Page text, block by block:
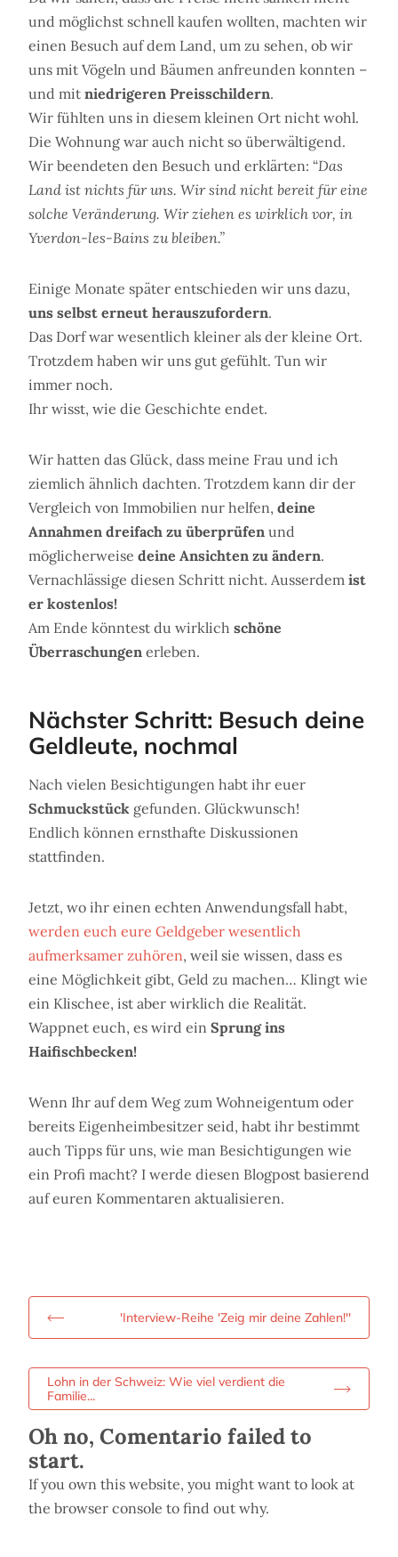
und möglichst schnell kaufen wollten, machten wir
einen Besuch auf dem Land, um zu sehen, ob wir
uns mit Vögeln und Bäumen anfreunden konnten –
und mit niedrigeren Preisschildern.
Wir fühlten uns in diesem kleinen Ort nicht wohl.
Die Wohnung war auch nicht so überwältigend.
Wir beendeten den Besuch und erklärten: “Das
Land ist nichts für uns. Wir sind nicht bereit für eine
solche Veränderung. Wir ziehen es wirklich vor, in
Yverdon-les-Bains zu bleiben.”
Einige Monate später entschieden wir uns dazu,
uns selbst erneut herauszufordern.
Das Dorf war wesentlich kleiner als der kleine Ort.
Trotzdem haben wir uns gut gefühlt. Tun wir
immer noch.
Ihr wisst, wie die Geschichte endet.
Wir hatten das Glück, dass meine Frau und ich
ziemlich ähnlich dachten. Trotzdem kann dir der
Vergleich von Immobilien nur helfen, deine
Annahmen dreifach zu überprüfen und
möglicherweise deine Ansichten zu ändern.
Vernachlässige diesen Schritt nicht. Ausserdem ist
er kostenlos!
Am Ende könntest du wirklich schöne
Überraschungen erleben.
Nächster Schritt: Besuch deine
Geldleute, nochmal
Nach vielen Besichtigungen habt ihr euer
Schmuckstück gefunden. Glückwunsch!
Endlich können ernsthafte Diskussionen
stattfinden.
Jetzt, wo ihr einen echten Anwendungsfall habt,
werden euch eure Geldgeber wesentlich
aufmerksamer zuhören, weil sie wissen, dass es
eine Möglichkeit gibt, Geld zu machen… Klingt wie
ein Klischee, ist aber wirklich die Realität.
Wappnet euch, es wird ein Sprung ins
Haifischbecken!
Wenn Ihr auf dem Weg zum Wohneigentum oder
bereits Eigenheimbesitzer seid, habt ihr bestimmt
auch Tipps für uns, wie man Besichtigungen wie
ein Profi macht? I werde diesen Blogpost basierend
auf euren Kommentaren aktualisieren.
'Interview-Reihe 'Zeig mir deine Zahlen!''
Lohn in der Schweiz: Wie viel verdient die
Familie...
Oh no, Comentario failed to
start.
If you own this website, you might want to look at
the browser console to find out why.